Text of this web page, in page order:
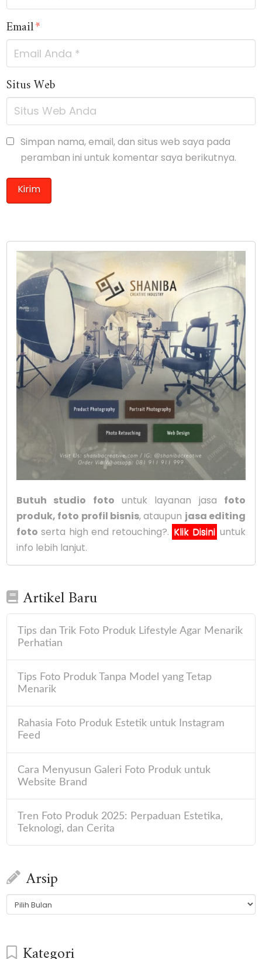
Email*
Situs Web
Simpan nama, email, dan situs web saya pada
peramban ini untuk komentar saya berikutnya.
Butuh studio foto untuk layanan jasa foto
produk, foto profil bisnis, ataupun jasa editing
foto serta high end retouching?. Klik Disini untuk
info lebih lanjut.
Artikel Baru
Tips dan Trik Foto Produk Lifestyle Agar Menarik
Perhatian
Tips Foto Produk Tanpa Model yang Tetap
Menarik
Rahasia Foto Produk Estetik untuk Instagram
Feed
Cara Menyusun Galeri Foto Produk untuk
Website Brand
Tren Foto Produk 2025: Perpaduan Estetika,
Teknologi, dan Cerita
Arsip
Arsip